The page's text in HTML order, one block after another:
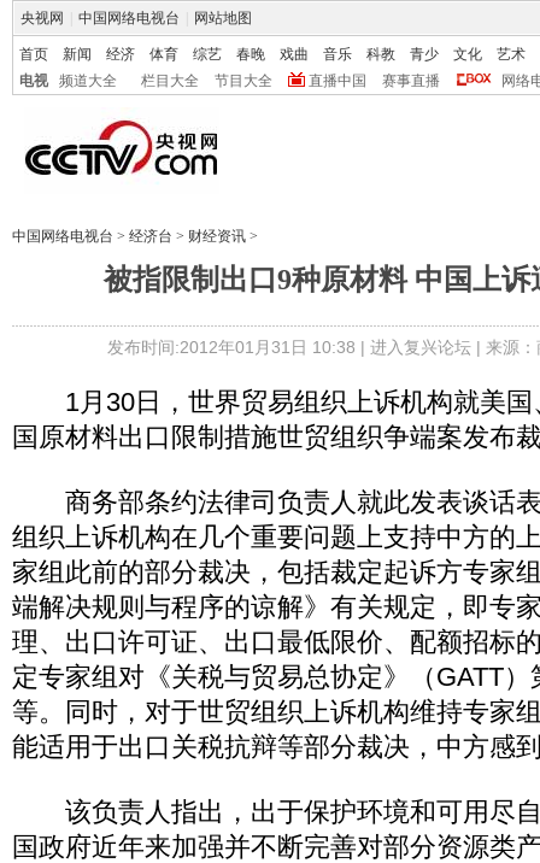
央视网 中国网络电视台 网站地图
首页 新闻 经济 体育 综艺 春晚 戏曲 音乐 科教 青少 文化
艺术
电视
频道大全 栏目大全 节目大全 直播中国 赛事直播 网络
中国网络电视台 > 经济台 > 财经资讯 >
被指限制出口9种原材料 中国上
发布时间:2012年01月31日 10:38 | 进入复兴论坛| 来源
1月30日，世界贸易组织上诉机构就美国
国原材料出口限制措施世贸组织争端案发布
商务部条约法律司负责人就此发表谈话
组织上诉机构在几个重要问题上支持中方的
家组此前的部分裁决，包括裁定起诉方专家
端解决规则与程序的谅解》有关规定，即专
理、出口许可证、出口最低限价、配额招标
定专家组对《关税与贸易总协定》（GATT
等。同时，对于世贸组织上诉机构维持专家
能适用于出口关税抗辩等部分裁决，中方感
该负责人指出，出于保护环境和可用尽
国政府近年来加强并不断完善对部分资源类